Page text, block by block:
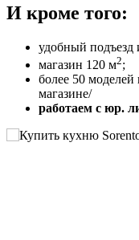
И кроме того:
удобный подъезд
магазин 120 м2;
более 50 моделей
магазине/
работаем с юр.